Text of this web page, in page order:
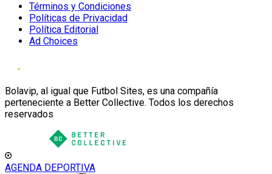
Términos y Condiciones
Políticas de Privacidad
Política Editorial
Ad Choices
Bolavip, al igual que Futbol Sites, es una compañía
perteneciente a Better Collective. Todos los derechos
reservados
AGENDA DEPORTIVA